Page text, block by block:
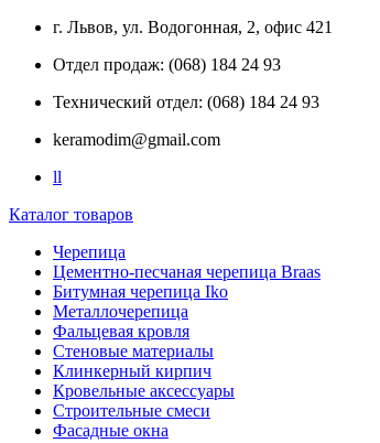
г. Львов, ул. Водогонная, 2, офис 421
Отдел продаж: (068) 184 24 93
Технический отдел: (068) 184 24 93
keramodim@gmail.com
ll
Каталог товаров
Черепица
Цементно-песчаная черепица Braas
Битумная черепица Iko
Металлочерепица
Фальцевая кровля
Стеновые материалы
Клинкерный кирпич
Кровельные аксессуары
Строительные смеси
Фасадные окна